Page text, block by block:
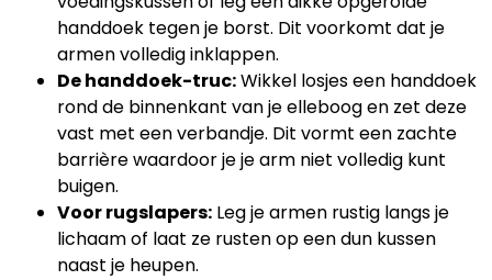
handdoek tegen je borst. Dit voorkomt dat je
armen volledig inklappen.
De handdoek-truc:Wikkel losjes een handdoek
rond de binnenkant van je elleboog en zet deze
vast met een verbandje. Dit vormt een zachte
barrière waardoor je je arm niet volledig kunt
buigen.
Voor rugslapers: Leg je armen rustig langs je
lichaam of laat ze rusten op een dun kussen
naast je heupen.